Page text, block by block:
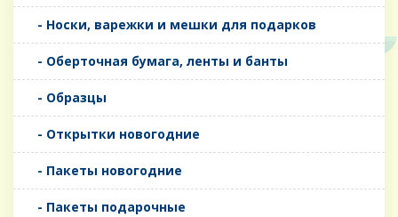
- Носки, варежки и мешки для подарков
- Оберточная бумага, ленты и банты
- Образцы
- Открытки новогодние
- Пакеты новогодние
- Пакеты подарочные